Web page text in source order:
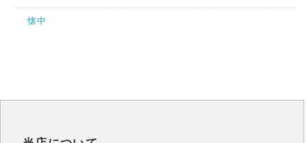
懐中